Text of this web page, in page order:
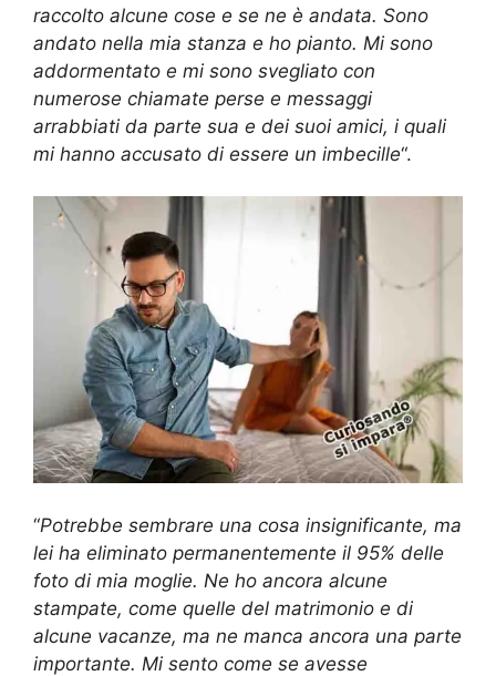
raccolto alcune cose e se ne è andata. Sono
andato nella mia stanza e ho pianto. Mi sono
addormentato e mi sono svegliato con
numerose chiamate perse e messaggi
arrabbiati da parte sua e dei suoi amici, i quali
mi hanno accusato di essere un imbecille“.
“Potrebbe sembrare una cosa insignificante, ma
lei ha eliminato permanentemente il 95% delle
foto di mia moglie. Ne ho ancora alcune
stampate, come quelle del matrimonio e di
alcune vacanze, ma ne manca ancora una parte
importante. Mi sento come se avesse